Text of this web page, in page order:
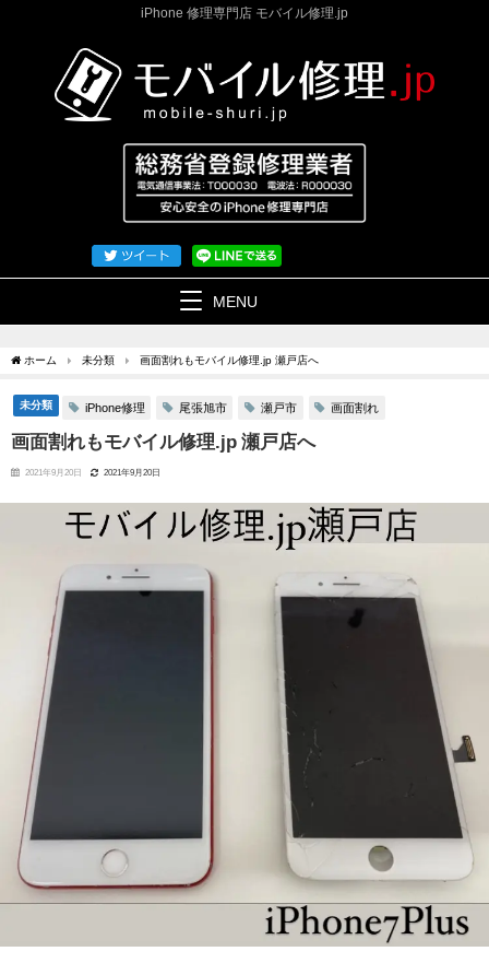
iPhone 修理専門店 モバイル修理.jp
MENU
ホーム 未分類 画面割れもモバイル修理.jp 瀬戸店へ
未分類 iPhone修理 尾張旭市 瀬戸市 画面割れ
画面割れもモバイル修理.jp 瀬戸店へ
2021年9月20日 2021年9月20日